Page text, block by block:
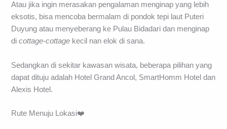
Atau jika ingin merasakan pengalaman menginap yang lebih
eksotis, bisa mencoba bermalam di pondok tepi laut Puteri
Duyung atau menyeberang ke Pulau Bidadari dan menginap
dicottage-cottage kecil nan elok di sana.
Sedangkan di sekitar kawasan wisata, beberapa pilihan yang
dapat dituju adalah Hotel Grand Ancol, SmartHomm Hotel dan
Alexis Hotel.
Rute Menuju Lokasi❤️